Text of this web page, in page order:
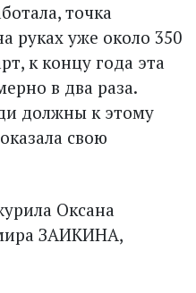
точка
руках уже около 350
к концу года эта
в два раза.
должны к этому
свою
Оксана
ЗАИКИНА,